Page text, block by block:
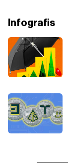
Infografis